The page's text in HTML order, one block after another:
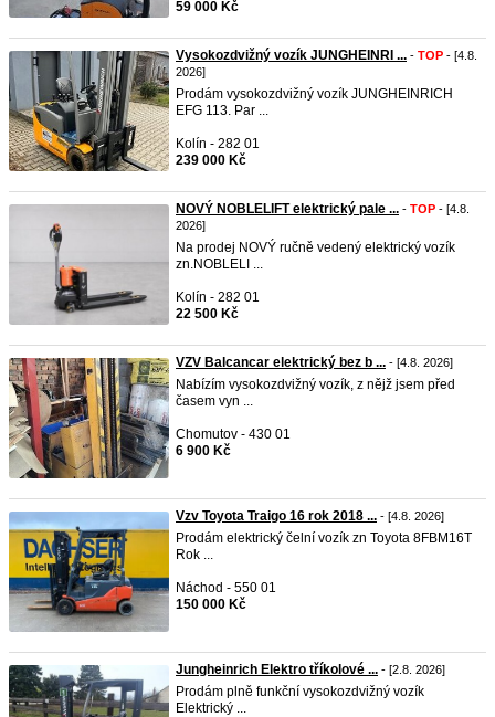
59 000 Kč
Vysokozdvižný vozík JUNGHEINRI ... - TOP - [4.8.
2026]
Prodám vysokozdvižný vozík JUNGHEINRICH
EFG 113. Par ...
Kolín - 282 01
239 000 Kč
NOVÝ NOBLELIFT elektrický pale ... - TOP - [4.8.
2026]
Na prodej NOVÝ ručně vedený elektrický vozík
zn.NOBLELI ...
Kolín - 282 01
22 500 Kč
VZV Balcancar elektrický bez b ... - [4.8. 2026]
Nabízím vysokozdvižný vozík, z nějž jsem před
časem vyn ...
Chomutov - 430 01
6 900 Kč
Vzv Toyota Traigo 16 rok 2018 ... - [4.8. 2026]
Prodám elektrický čelní vozík zn Toyota 8FBM16T
Rok ...
Náchod - 550 01
150 000 Kč
Jungheinrich Elektro tříkolové ... - [2.8. 2026]
Prodám plně funkční vysokozdvižný vozík
Elektrický ...